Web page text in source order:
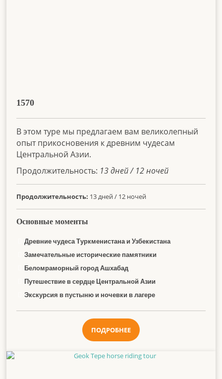
1570
В этом туре мы предлагаем вам великолепный
опыт прикосновения к древним чудесам
Центральной Азии.
Продолжительность: 13 дней / 12 ночей
Продолжительность: 13 дней / 12 ночей
Основные моменты
Древние чудеса Туркменистана и Узбекистана
Замечательные исторические памятники
Беломраморный город Ашхабад
Путешествие в сердце Центральной Азии
Экскурсия в пустыню и ночевки в лагере
ПОДРОБНЕЕ